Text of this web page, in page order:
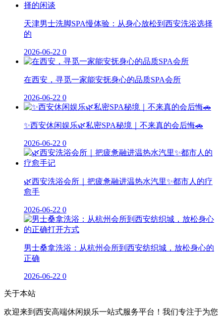
天津男士洗脚SPA慢体验：从身心放松到西安洗浴选择
的
2026-06-22 0
在西安，寻觅一家能安抚身心的品质SPA会所
2026-06-22 0
✨西安休闲娱乐🌿私密SPA秘境｜不来真的会后悔🚗
2026-06-22 0
🌿西安洗浴会所｜把疲惫融进温热水汽里✨都市人的疗
愈手
2026-06-22 0
男士桑拿洗浴：从杭州会所到西安纺织城，放松身心的
正确
2026-06-22 0
关于本站
欢迎来到西安高端休闲娱乐一站式服务平台！我们专注于为您